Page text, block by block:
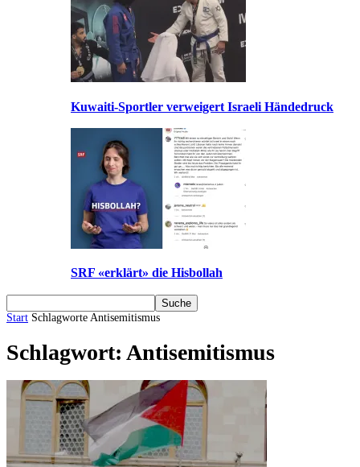
Kuwaiti-Sportler verweigert Israeli Händedruck
SRF «erklärt» die Hisbollah
Start Schlagworte Antisemitismus
Schlagwort: Antisemitismus